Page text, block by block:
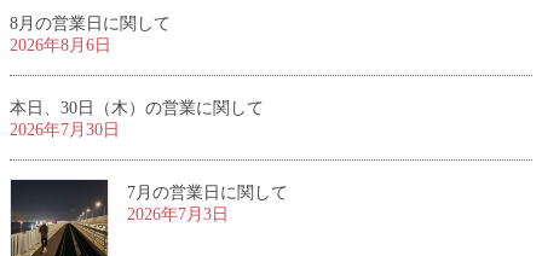
8月の営業日に関して
2026年8月6日
本日、30日（木）の営業に関して
2026年7月30日
7月の営業日に関して
2026年7月3日